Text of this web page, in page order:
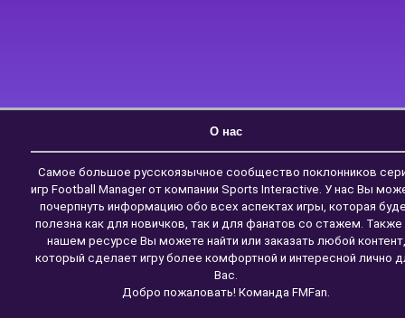
О нас
Самое большое русскоязычное сообщество поклонников
игр Football Manager от компании Sports Interactive. У нас Вы
почерпнуть информацию обо всех аспектах игры, которая
полезна как для новичков, так и для фанатов со стажем. Также
нашем ресурсе Вы можете найти или заказать любой контент,
который сделает игру более комфортной и интересной лично
Вас.
Добро пожаловать! Команда FMFan.